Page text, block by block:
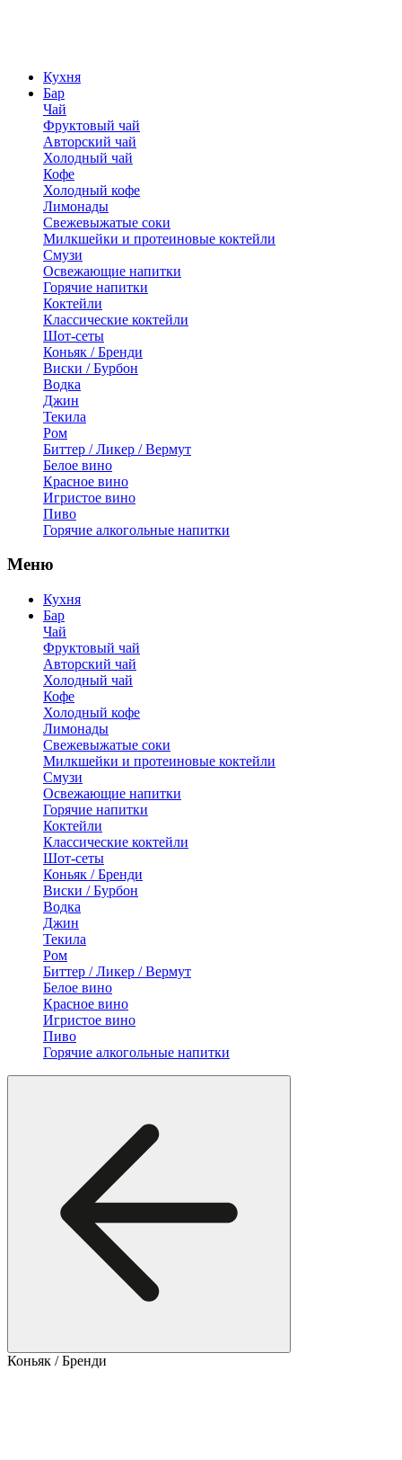
Кухня
Бар
Чай
Фруктовый чай
Авторский чай
Холодный чай
Кофе
Холодный кофе
Лимонады
Свежевыжатые соки
Милкшейки и протеиновые коктейли
Смузи
Освежающие напитки
Горячие напитки
Коктейли
Классические коктейли
Шот-сеты
Коньяк / Бренди
Виски / Бурбон
Водка
Джин
Текила
Ром
Биттер / Ликер / Вермут
Белое вино
Красное вино
Игристое вино
Пиво
Горячие алкогольные напитки
Меню
Кухня
Бар
Чай
Фруктовый чай
Авторский чай
Холодный чай
Кофе
Холодный кофе
Лимонады
Свежевыжатые соки
Милкшейки и протеиновые коктейли
Смузи
Освежающие напитки
Горячие напитки
Коктейли
Классические коктейли
Шот-сеты
Коньяк / Бренди
Виски / Бурбон
Водка
Джин
Текила
Ром
Биттер / Ликер / Вермут
Белое вино
Красное вино
Игристое вино
Пиво
Горячие алкогольные напитки
Коньяк / Бренди